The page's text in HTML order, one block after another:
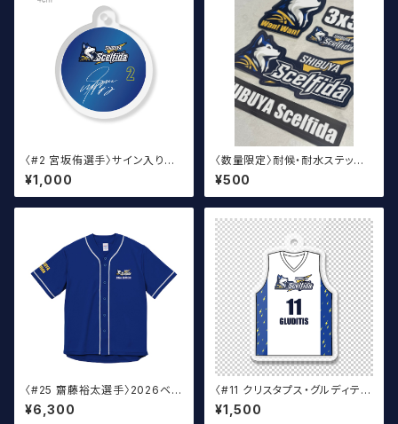
〈#2 宮坂侑選手〉サイン入り丸
アクキー
¥1,000
〈数量限定〉耐候・耐水ステッカ
ー 3x3ステッカー
¥500
〈#25 齋藤裕太選手〉2026ベー
スボール ウェア
¥6,300
〈#11 クリスタプス・グルディティ
ス選手〉ユニフォームキーホルダ
ー（白）
¥1,500